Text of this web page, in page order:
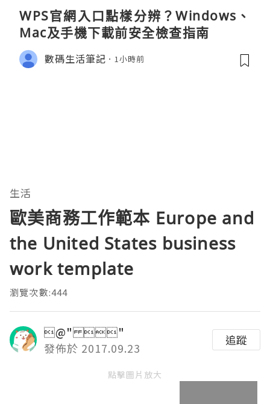
WPS官網入口點樣分辨？Windows、
Mac及手機下載前安全檢查指南
數碼生活筆記 1小時前
生活
歐美商務工作範本 Europe and
the United States business
work template
瀏覽次數:444
@" "
發佈於 2017.09.23
追蹤
點擊圖片放大